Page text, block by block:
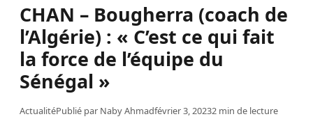
CHAN – Bougherra (coach de
l’Algérie) : « C’est ce qui fait
la force de l’équipe du
Sénégal »
ActualitéPublié par Naby Ahmadfévrier 3, 20232 min de lecture